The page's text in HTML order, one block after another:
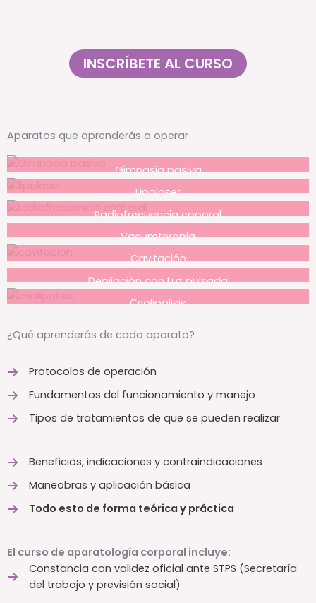
INSCRÍBETE AL CURSO
Aparatos que aprenderás a operar
Gimnasia pasiva
Lipolaser
Radiofrecuencia coporal
Vacumterapia
Cavitación
Depilación con Luz pulsada
Criolipolisis
¿Qué aprenderás de cada aparato?
Protocolos de operación
Fundamentos del funcionamiento y manejo
Tipos de tratamientos de que se pueden realizar
Beneficios, indicaciones y contraindicaciones
Maneobras y aplicación básica
Todo esto de forma teórica y práctica
El curso de aparatología corporal incluye:
Constancia con validez oficial ante STPS (Secretaría
del trabajo y previsión social)